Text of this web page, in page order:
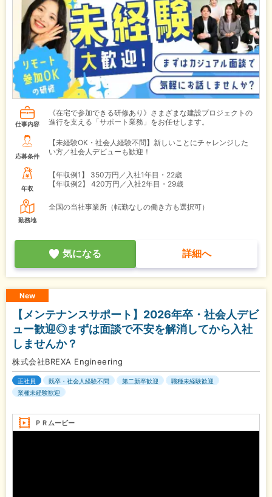
仕事内容
《在宅で参加できる研修あり》さまざまな建設プロジェクトの
進行を支える「サポート業務」をお任せします。
応募条件
【未経験OK・社会人経験不問】新しいことにチャレンジした
い方／社会人デビューも歓迎！
年収
【年収例1】
350万円／入社1年目・22歳
【年収例2】
420万円／入社2年目・29歳
勤務地
全国の当社事業所（転勤なしの働き方も選択可）
気になる 詳細へ
New
【メンテナンスサポート】2026年卒・社会人デビ
ュー歓迎◎まずは面談で不安を解消してから入社
しませんか？
株式会社BREXA Engineering
正社員 既卒・社会人経験不問 第二新卒歓迎
職種未経験歓迎
業種未経験歓迎
ＰＲムービー